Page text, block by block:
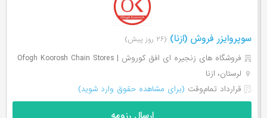
سوپروایزر فروش (ازنا) (۲۶ روز پیش)
فروشگاه های زنجیره ای افق کوروش | Ofogh Koorosh Chain Stores
لرستان، ازنا
قرارداد تمام‌وقت (برای مشاهده حقوق وارد شوید)